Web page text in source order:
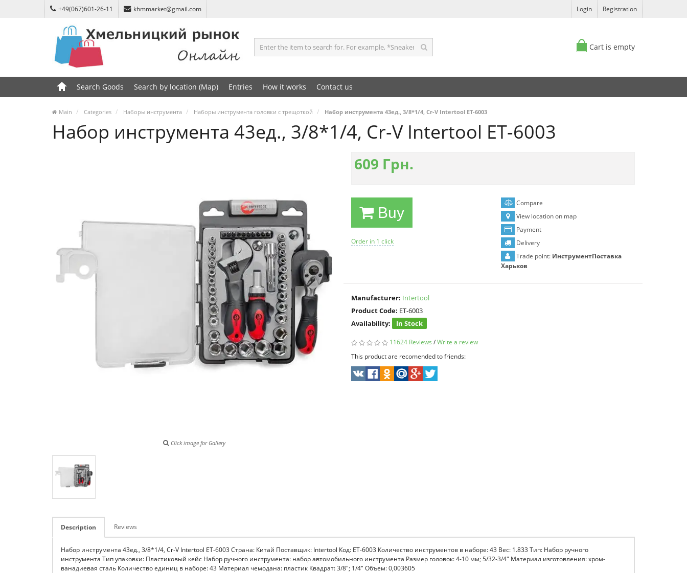
+49(067)601-26-11 khmmarket@gmail.com Login Registration
Cart is empty
Search Goods Search by location (Map) Entries How it works Contact us
Main Categories Наборы инструмента Наборы инструмента головки с трещоткой Набор инструмента 43ед., 3/8*1/4, Cr-V Intertool ET-6003
Набор инструмента 43ед., 3/8*1/4, Cr-V Intertool ET-6003
Click image for Gallery
609 Грн.
Buy
Order in 1 click
Compare
View location on map
Payment
Delivery
Trade point: ИнструментПоставка
Харьков
Manufacturer: Intertool
Product Code: ET-6003
Availability:
In Stock
11624 Reviews /Write a review
This product are recomended to friends:
Description Reviews
Набор инструмента 43ед., 3/8*1/4, Cr-V Intertool ET-6003 Страна: Китай Поставщик: Intertool Код: ET-6003 Количество инструментов в наборе: 43 Вес: 1.833 Тип: Набор ручного
инструмента Тип упаковки: Пластиковый кейс Набор ручного инструмента: набор автомобильного инструмента Размер головок: 4-10 мм; 5/32-3/4" Материал изготовления: хром-
ванадиевая сталь Количество единиц в наборе: 43 Материал чемодана: пластик Квадрат: 3/8"; 1/4" Объем: 0,003605